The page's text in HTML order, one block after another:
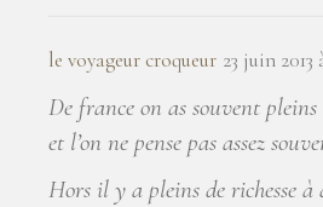
le voyageur croqueur 23 juin 2013
De france on as souvent pleins
et l’on ne pense pas assez
Hors il y a pleins de richesse